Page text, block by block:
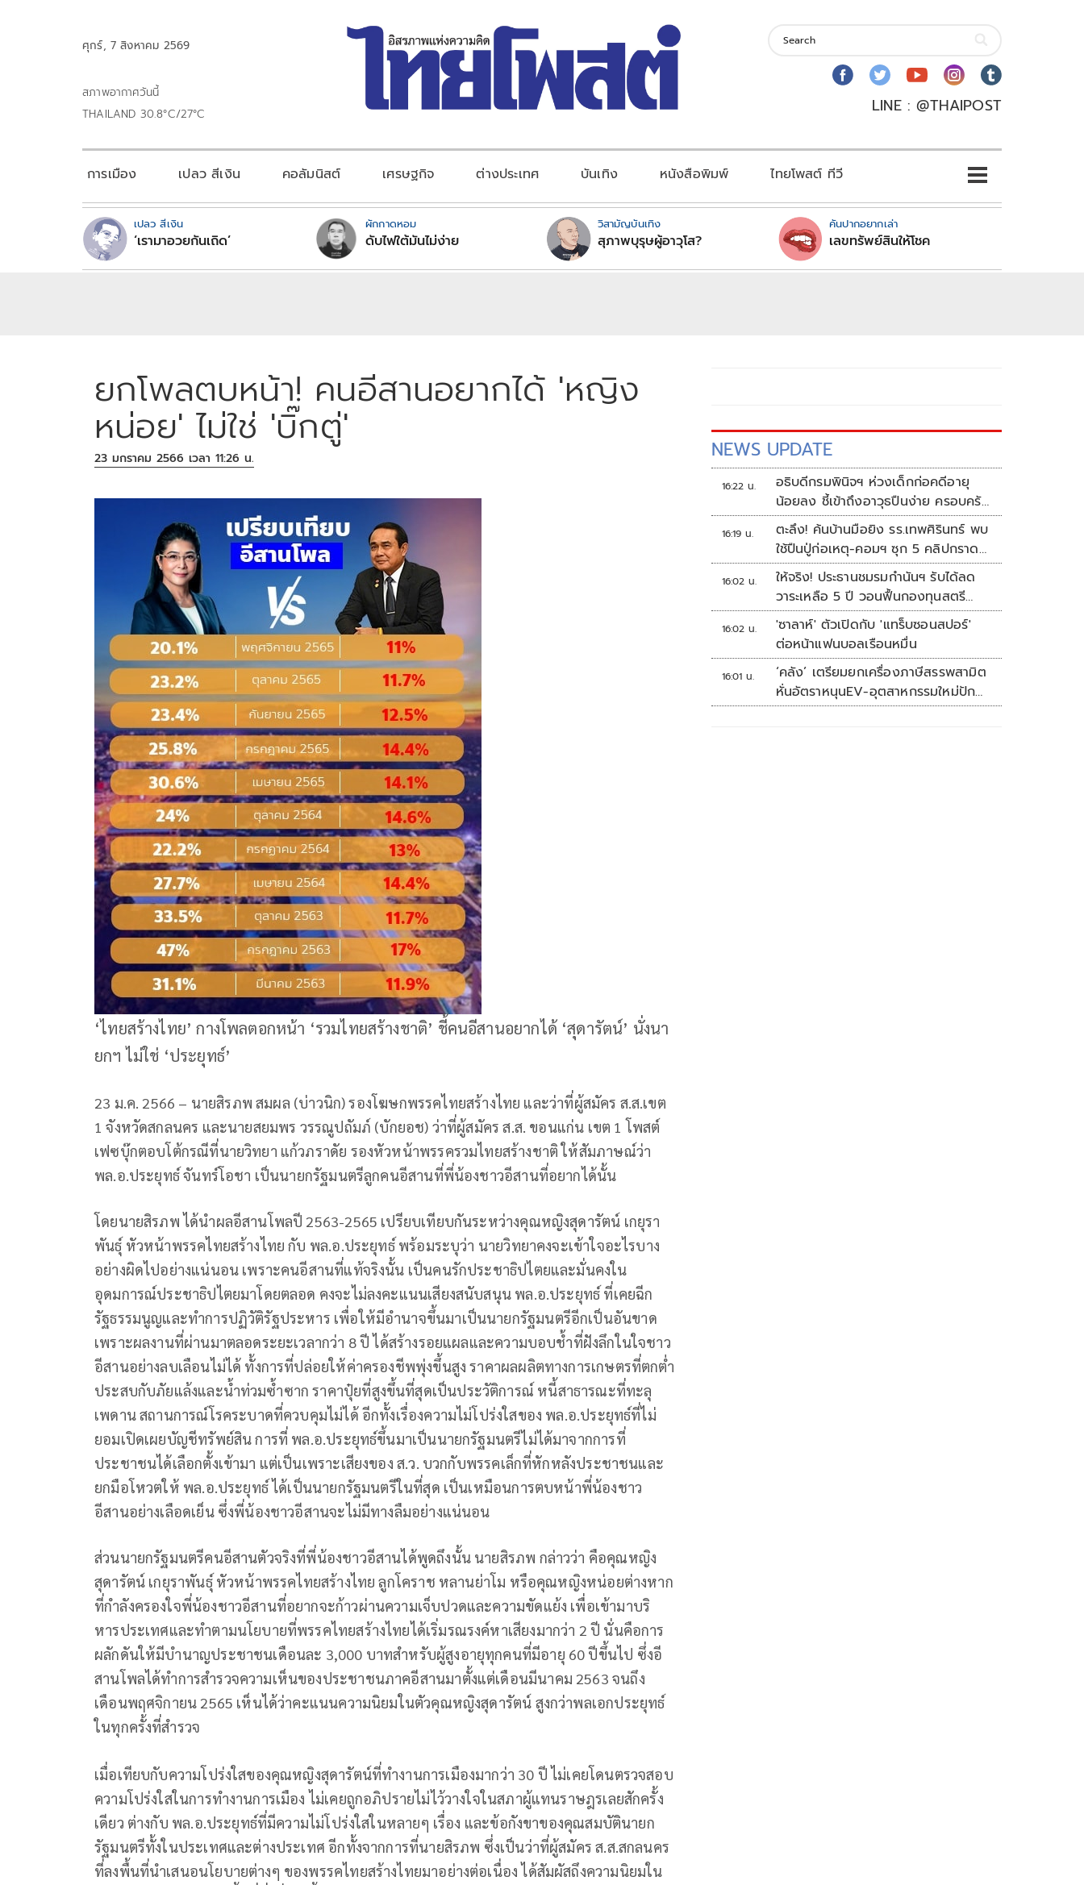
ศุกร์, 7 สิงหาคม 2569
สภาพอากาศวันนี้
THAILAND 30.8°C/27°C
LINE : @THAIPOST
การเมือง เปลว สีเงิน คอลัมนิสต์ เศรษฐกิจ ต่างประเทศ บันเทิง หนังสือพิมพ์ ไทยโพสต์ ทีวี
เปลว สีเงิน
‘เรามาอวยกันเถิด’
ผักกาดหอม
ดับไฟใต้มันไม่ง่าย
วิสามัญบันเทิง
สุภาพบุรุษผู้อาวุโส?
คันปากอยากเล่า
เลขทรัพย์สินให้โชค
ยกโพลตบหน้า! คนอีสานอยากได้ 'หญิง
หน่อย' ไม่ใช่ 'บิ๊กตู่'
23 มกราคม 2566 เวลา 11:26 น.
‘ไทยสร้างไทย’ กางโพลตอกหน้า ‘รวมไทยสร้างชาติ’ ชี้คนอีสานอยากได้ ‘สุดารัตน์’ นั่งนา
ยกฯ ไม่ใช่ ‘ประยุทธ์’
23 ม.ค. 2566 – นายสิรภพ สมผล (บ่าวนิก) รองโฆษกพรรคไทยสร้างไทย และว่าที่ผู้สมัคร ส.ส.เขต
1 จังหวัดสกลนคร และนายสยมพร วรรณูปถัมภ์ (บักยอช) ว่าที่ผู้สมัคร ส.ส. ขอนแก่น เขต 1 โพสต์
เฟซบุ๊กตอบโต้กรณีที่นายวิทยา แก้วภราดัย รองหัวหน้าพรรครวมไทยสร้างชาติ ให้สัมภาษณ์ว่า
พล.อ.ประยุทธ์ จันทร์โอชา เป็นนายกรัฐมนตรีลูกคนอีสานที่พี่น้องชาวอีสานที่อยากได้นั้น
โดยนายสิรภพ ได้นำผลอีสานโพลปี 2563-2565 เปรียบเทียบกันระหว่างคุณหญิงสุดารัตน์ เกยุรา
พันธุ์ หัวหน้าพรรคไทยสร้างไทย กับ พล.อ.ประยุทธ์ พร้อมระบุว่า นายวิทยาคงจะเข้าใจอะไรบาง
อย่างผิดไปอย่างแน่นอน เพราะคนอีสานที่แท้จริงนั้น เป็นคนรักประชาธิปไตยและมั่นคงใน
อุดมการณ์ประชาธิปไตยมาโดยตลอด คงจะไม่ลงคะแนนเสียงสนับสนุน พล.อ.ประยุทธ์ ที่เคยฉีก
รัฐธรรมนูญและทำการปฏิวัติรัฐประหาร เพื่อให้มีอำนาจขึ้นมาเป็นนายกรัฐมนตรีอีกเป็นอันขาด
เพราะผลงานที่ผ่านมาตลอดระยะเวลากว่า 8 ปี ได้สร้างรอยแผลและความบอบช้ำที่ฝังลึกในใจชาว
อีสานอย่างลบเลือนไม่ได้ ทั้งการที่ปล่อยให้ค่าครองชีพพุ่งขึ้นสูง ราคาผลผลิตทางการเกษตรที่ตกต่ำ
ประสบกับภัยแล้งและน้ำท่วมซ้ำซาก ราคาปุ๋ยที่สูงขึ้นที่สุดเป็นประวัติการณ์ หนี้สาธารณะที่ทะลุ
เพดาน สถานการณ์โรคระบาดที่ควบคุมไม่ได้ อีกทั้งเรื่องความไม่โปร่งใสของ พล.อ.ประยุทธ์ที่ไม่
ยอมเปิดเผยบัญชีทรัพย์สิน การที่ พล.อ.ประยุทธ์ขึ้นมาเป็นนายกรัฐมนตรีไม่ได้มาจากการที่
ประชาชนได้เลือกตั้งเข้ามา แต่เป็นเพราะเสียงของ ส.ว. บวกกับพรรคเล็กที่หักหลังประชาชนและ
ยกมือโหวตให้ พล.อ.ประยุทธ์ ได้เป็นนายกรัฐมนตรีในที่สุด เป็นเหมือนการตบหน้าพี่น้องชาว
อีสานอย่างเลือดเย็น ซึ่งพี่น้องชาวอีสานจะไม่มีทางลืมอย่างแน่นอน
ส่วนนายกรัฐมนตรีคนอีสานตัวจริงที่พี่น้องชาวอีสานได้พูดถึงนั้น นายสิรภพ กล่าวว่า คือคุณหญิง
สุดารัตน์ เกยุราพันธุ์ หัวหน้าพรรคไทยสร้างไทย ลูกโคราช หลานย่าโม หรือคุณหญิงหน่อยต่างหาก
ที่กำลังครองใจพี่น้องชาวอีสานที่อยากจะก้าวผ่านความเจ็บปวดและความขัดแย้ง เพื่อเข้ามาบริ
หารประเทศและทำตามนโยบายที่พรรคไทยสร้างไทยได้เริ่มรณรงค์หาเสียงมากว่า 2 ปี นั่นคือการ
ผลักดันให้มีบำนาญประชาชนเดือนละ 3,000 บาทสำหรับผู้สูงอายุทุกคนที่มีอายุ 60 ปีขึ้นไป ซึ่งอี
สานโพลได้ทำการสำรวจความเห็นของประชาชนภาคอีสานมาตั้งแต่เดือนมีนาคม 2563 จนถึง
เดือนพฤศจิกายน 2565 เห็นได้ว่าคะแนนความนิยมในตัวคุณหญิงสุดารัตน์ สูงกว่าพลเอกประยุทธ์
ในทุกครั้งที่สำรวจ
เมื่อเทียบกับความโปร่งใสของคุณหญิงสุดารัตน์ที่ทำงานการเมืองมากว่า 30 ปี ไม่เคยโดนตรวจสอบ
ความโปร่งใสในการทำงานการเมือง ไม่เคยถูกอภิปรายไม่ไว้วางใจในสภาผู้แทนราษฎรเลยสักครั้ง
เดียว ต่างกับ พล.อ.ประยุทธ์ที่มีความไม่โปร่งใสในหลายๆ เรื่อง และข้อกังขาของคุณสมบัตินายก
รัฐมนตรีทั้งในประเทศและต่างประเทศ อีกทั้งจากการที่นายสิรภพ ซึ่งเป็นว่าที่ผู้สมัคร ส.ส.สกลนคร
ที่ลงพื้นที่นำเสนอนโยบายต่างๆ ของพรรคไทยสร้างไทยมาอย่างต่อเนื่อง ได้สัมผัสถึงความนิยมใน
NEWS UPDATE
16:22 น.
อธิบดีกรมพินิจฯ ห่วงเด็กก่อคดีอายุ
น้อยลง ชี้เข้าถึงอาวุธปืนง่าย ครอบครัว
แตกแยกเป็นชนวนสำคัญ
16:19 น.
ตะลึง! ค้นบ้านมือยิง รร.เทพศิรินทร์ พบ
ใช้ปืนปู่ก่อเหตุ-คอมฯ ซุก 5 คลิปกราด
ยิง
16:02 น.
ให้จริง! ประธานชมรมกำนันฯ รับได้ลด
วาระเหลือ 5 ปี วอนฟื้นกองทุนสตรี
อำเภอละล้าน
16:02 น.
'ซาลาห์' ตัวเปิดกับ 'แทร็บซอนสปอร์'
ต่อหน้าแฟนบอลเรือนหมื่น
16:01 น.
‘คลัง’ เตรียมยกเครื่องภาษีสรรพสามิต
หั่นอัตราหนุนEV-อุตสาหกรรมใหม่ปัก
หมุดไทย